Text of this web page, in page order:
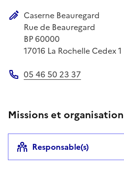
Adresse postale
Caserne Beauregard
Rue de Beauregard
BP 60000
17016 La Rochelle Cedex 1
05 46 50 23 37
Missions et organisation
Responsable(s)